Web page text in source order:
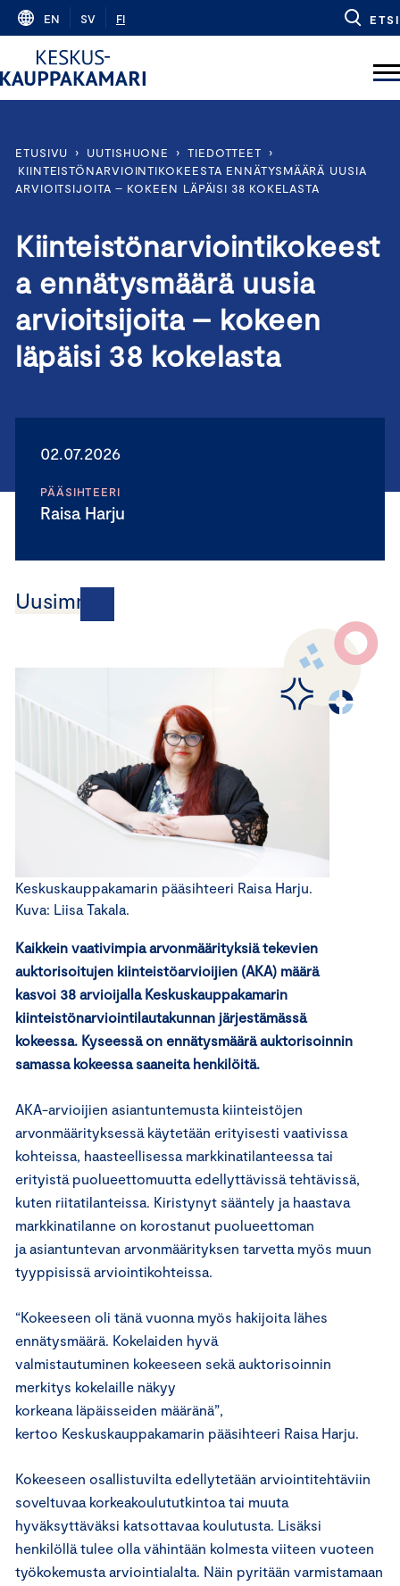
Skip
content
EN SV FI ETSI
ETUSIVU › UUTISHUONE › TIEDOTTEET
›
KIINTEISTÖNARVIOINTIKOKEESTA ENNÄTYSMÄÄRÄ UUSIA
ARVIOITSIJOITA – KOKEEN LÄPÄISI 38 KOKELASTA
Kiinteistönarviointikokeest
a ennätysmäärä uusia
arvioitsijoita – kokeen
läpäisi 38 kokelasta
02.07.2026
PÄÄSIHTEERI
Raisa Harju
Uusimmat
Keskuskauppakamarin pääsihteeri Raisa Harju.
Kuva: Liisa Takala.
Kaikkein vaativimpia arvonmäärityksiä tekevien
auktorisoitujen kiinteistöarvioijien (AKA) määrä
kasvoi 38 arvioijalla Keskuskauppakamarin
kiinteistönarviointilautakunnan järjestämässä
kokeessa. Kyseessä on ennätysmäärä auktorisoinnin
samassa kokeessa saaneita henkilöitä.
AKA-arvioijien asiantuntemusta kiinteistöjen
arvonmäärityksessä käytetään erityisesti vaativissa
kohteissa, haasteellisessa markkinatilanteessa tai
erityistä puolueettomuutta edellyttävissä tehtävissä,
kuten riitatilanteissa. Kiristynyt sääntely ja haastava
markkinatilanne on korostanut puolueettoman
ja asiantuntevan arvonmäärityksen tarvetta myös muun
tyyppisissä arviointikohteissa.
“Kokeeseen oli tänä vuonna myös hakijoita lähes
ennätysmäärä. Kokelaiden hyvä
valmistautuminen kokeeseen sekä auktorisoinnin
merkitys kokelaille näkyy
korkeana läpäisseiden määränä”,
kertoo Keskuskauppakamarin pääsihteeri Raisa Harju.
Kokeeseen osallistuvilta edellytetään arviointitehtäviin
soveltuvaa korkeakoulututkintoa tai muuta
hyväksyttäväksi katsottavaa koulutusta. Lisäksi
henkilöllä tulee olla vähintään kolmesta viiteen vuoteen
työkokemusta arviointialalta. Näin pyritään varmistamaan